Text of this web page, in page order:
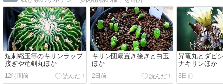
短刺縮玉等のキリンラップ
接ぎや竜剣丸ほか
12時間前
キリン団扇置き接ぎと白玉
ほか
2日前
昇竜丸とダビ
ナキリンほか
3日前